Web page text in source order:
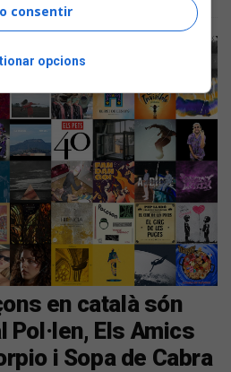
en català són
Pol·len, Els Amics
i Sopa de Cabra
consentir
opcions